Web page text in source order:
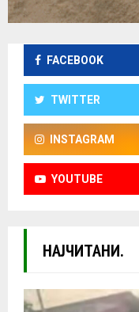
FACEBOOK
TWITTER
INSTAGRAM
YOUTUBE
НАЈЧИТАНИ.